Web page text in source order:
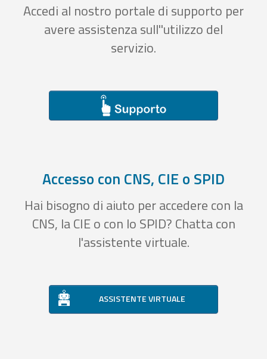
Accedi al nostro portale di supporto per
avere assistenza sull''utilizzo del
servizio.
Accesso con CNS, CIE o SPID
Hai bisogno di aiuto per accedere con la
CNS, la CIE o con lo SPID? Chatta con
l'assistente virtuale.
ASSISTENTE VIRTUALE